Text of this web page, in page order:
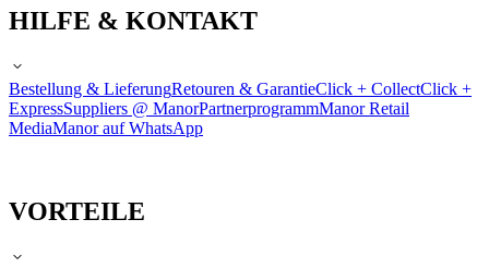
HILFE & KONTAKT
Bestellung & LieferungRetouren & GarantieClick + CollectClick +
ExpressSuppliers @ ManorPartnerprogrammManor Retail
MediaManor auf WhatsApp
VORTEILE